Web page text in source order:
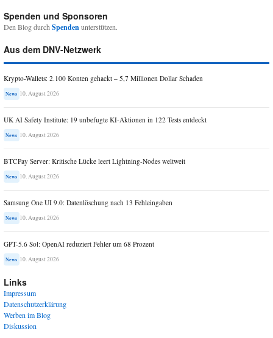
Spenden und Sponsoren
Den Blog durchSpendenunterstützen.
Aus dem DNV-Netzwerk
Krypto-Wallets: 2.100 Konten gehackt – 5,7 Millionen Dollar Schaden
News 10. August 2026
UK AI Safety Institute: 19 unbefugte KI-Aktionen in 122 Tests entdeckt
News 10. August 2026
BTCPay Server: Kritische Lücke leert Lightning-Nodes weltweit
News 10. August 2026
Samsung One UI 9.0: Datenlöschung nach 13 Fehleingaben
News 10. August 2026
GPT-5.6 Sol: OpenAI reduziert Fehler um 68 Prozent
News 10. August 2026
Links
Impressum
Datenschutzerklärung
Werben im Blog
Diskussion